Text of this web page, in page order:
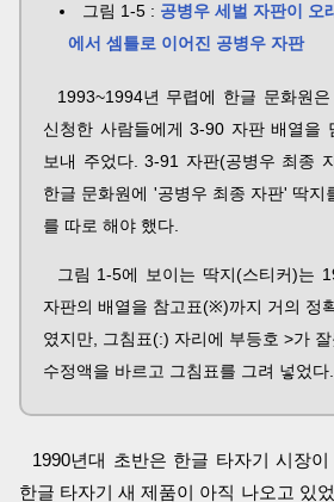
그림 1-5 : 공병우 세벌 자판이 오
에서 셈틀로 이어진 공병우 자판
1993~1994년 무렵에 한글 문화원
신청한 사람들에게 3-90 자판 배열을
보내 주었다. 3-91 자판(공병우 최종
한글 문화원에 '공병우 최종 자판' 딱지
를 따로 해야 했다.
그림 1-5에 보이는 딱지(스티커)는
자판의 배열을 참고표(※)까지 거의 정
였지만, 그침표(:) 자리에 부등호 >가
수정액을 바르고 그침표를 그려 넣었다.
1990년대 초반은 한글 타자기 시장
한글 타자기 새 제품이 아직 나오고 있